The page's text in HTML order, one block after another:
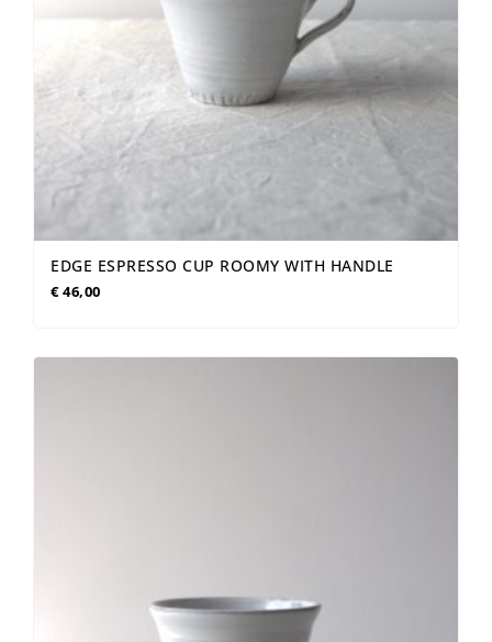
EDGE ESPRESSO CUP ROOMY WITH HANDLE
€46,00